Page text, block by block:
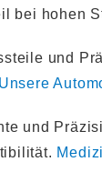
bei hohen
und
Unsere
und